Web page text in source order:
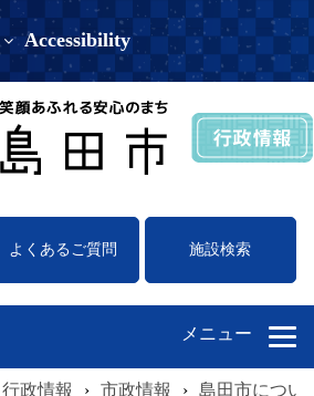
Accessibility
よくあるご質問 施設検索
メニュー
行政情報 › 市政情報 › 島田市につい